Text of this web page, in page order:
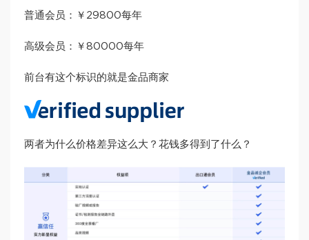
普通会员：￥29800每年
高级会员：￥80000每年
前台有这个标识的就是金品商家
两者为什么价格差异这么大？花钱多得到了什么？